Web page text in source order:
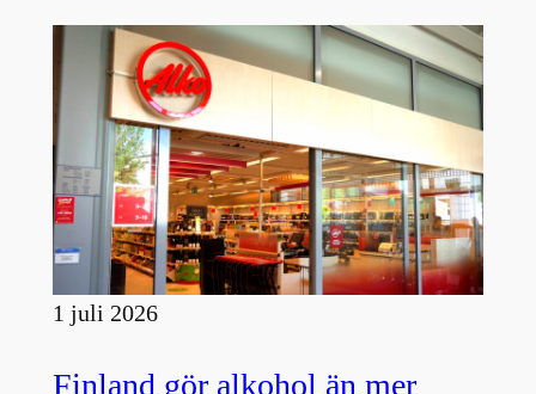
1 juli 2026
Finland gör alkohol än mer